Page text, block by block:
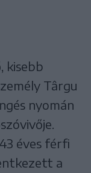
kisebb
Târgu
nyomán
éves férfi
a